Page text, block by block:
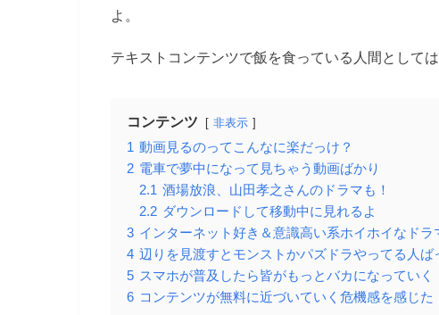
よ。
テキストコンテンツで飯を食っている人間として
コンテンツ 非表示
1 動画見るのってこんなに楽だっけ？
2 電車で夢中になって見ちゃう動画ばかり
2.1 酒場放浪、山田孝之さんのドラマも！
2.2 ダウンロードして移動中に見れるよ
3 インターネット好き＆意識高い系ホイホイなドラ
4 辺りを見渡すとモンストかパズドラやってる人ば
5 スマホが普及したら皆がもっとバカになっていく
6 コンテンツが無料に近づいていく危機感を感じた